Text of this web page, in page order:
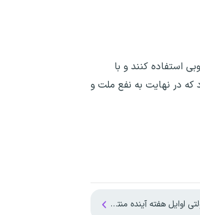
استفاده کنند و با
در نهایت به نفع ملت و
هفته آینده منتشر می‌شود